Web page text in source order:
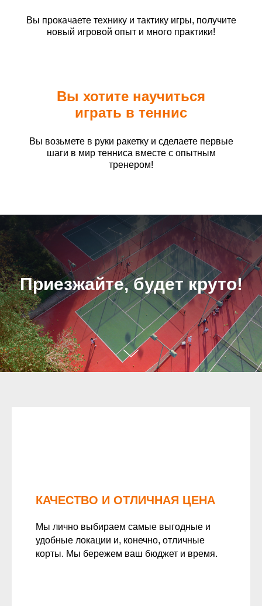
Вы прокачаете технику и тактику игры, получите
новый игровой опыт и много практики!
Вы хотите научиться
играть в теннис
Вы возьмете в руки ракетку и сделаете первые
шаги в мир тенниса вместе с опытным
тренером!
Приезжайте, будет круто!
КАЧЕСТВО И ОТЛИЧНАЯ ЦЕНА
Мы лично выбираем самые выгодные и
удобные локации и, конечно, отличные
корты. Мы бережем ваш бюджет и время.